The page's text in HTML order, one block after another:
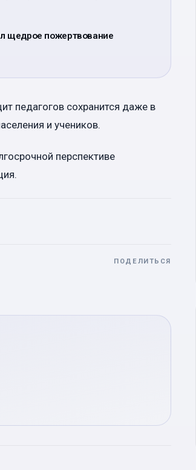
щедрое пожертвование
педагогов сохранится даже в
и учеников.
перспективе
ПОДЕЛИТЬСЯ